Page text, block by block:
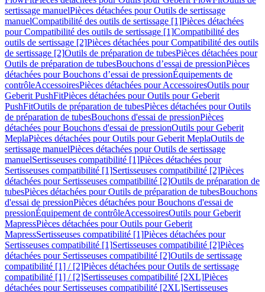
sertissage manuelPièces détachées pour Outils de sertissage
manuelCompatibilité des outils de sertissage [1]Pièces détachées
pour Compatibilité des outils de sertissage [1]Compatibilité des
outils de sertissage [2]Pièces détachées pour Compatibilité des outils
de sertissage [2]Outils de préparation de tubesPièces détachées pour
Outils de préparation de tubesBouchons d’essai de pressionPièces
détachées pour Bouchons d’essai de pressionÉquipements de
contrôleAccessoiresPièces détachées pour AccessoiresOutils pour
Geberit PushFitPièces détachées pour Outils pour Geberit
PushFitOutils de préparation de tubesPièces détachées pour Outils
de préparation de tubesBouchons d'essai de pressionPièces
détachées pour Bouchons d'essai de pressionOutils pour Geberit
MeplaPièces détachées pour Outils pour Geberit MeplaOutils de
sertissage manuelPièces détachées pour Outils de sertissage
manuelSertisseuses compatibilité [1]Pièces détachées pour
Sertisseuses compatibilité [1]Sertisseuses compatibilité [2]Pièces
détachées pour Sertisseuses compatibilité [2]Outils de préparation de
tubesPièces détachées pour Outils de préparation de tubesBouchons
d'essai de pressionPièces détachées pour Bouchons d'essai de
pressionÉquipement de contrôleAccessoiresOutils pour Geberit
MapressPièces détachées pour Outils pour Geberit
MapressSertisseuses compatibilité [1]Pièces détachées pour
Sertisseuses compatibilité [1]Sertisseuses compatibilité [2]Pièces
détachées pour Sertisseuses compatibilité [2]Outils de sertissage
compatibilité [1] / [2]Pièces détachées pour Outils de sertissage
compatibilité [1] / [2]Sertisseuses compatibilité [2XL]Pièces
détachées pour Sertisseuses compatibilité [2XL]Sertisseuses